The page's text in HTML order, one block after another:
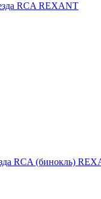
RCA REXANT
RCA (бинокль)